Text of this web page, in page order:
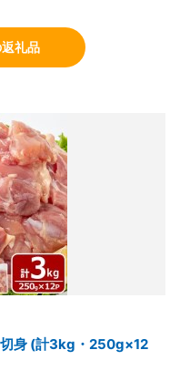
礼品
切身 (計3kg・250g×12